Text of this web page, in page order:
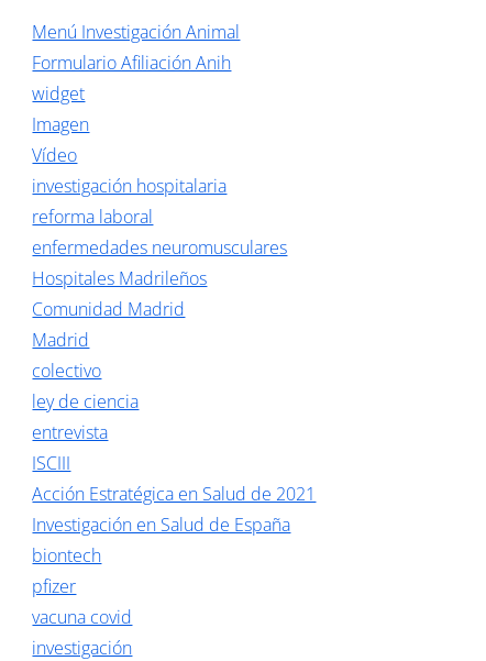
Menú Investigación Animal
Formulario Afiliación Anih
widget
Imagen
Vídeo
investigación hospitalaria
reforma laboral
enfermedades neuromusculares
Hospitales Madrileños
Comunidad Madrid
Madrid
colectivo
ley de ciencia
entrevista
ISCIII
Acción Estratégica en Salud de 2021
Investigación en Salud de España
biontech
pfizer
vacuna covid
investigación